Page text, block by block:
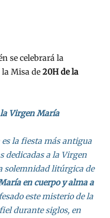
se celebrará la
Misa de 20H de la
Virgen María
la fiesta más antigua
dedicadas a la Virgen
solemnidad litúrgica de
en cuerpo y alma a
este misterio de la
durante siglos, en